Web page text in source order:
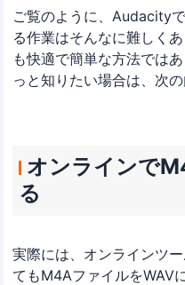
ご覧のように、Audacity
る作業はそんなに難しく
も快適で簡単な方法では
っと知りたい場合は、次
オンラインで
る
実際には、オンラインツ
てもM4AファイルをWAV